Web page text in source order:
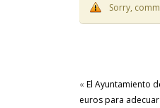
Sorry,
« El Ayuntamiento
euros para